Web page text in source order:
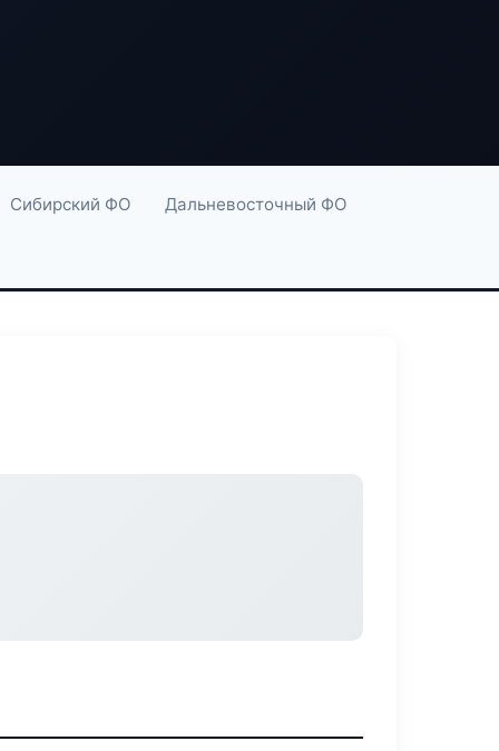
Сибирский ФО Дальневосточный ФО